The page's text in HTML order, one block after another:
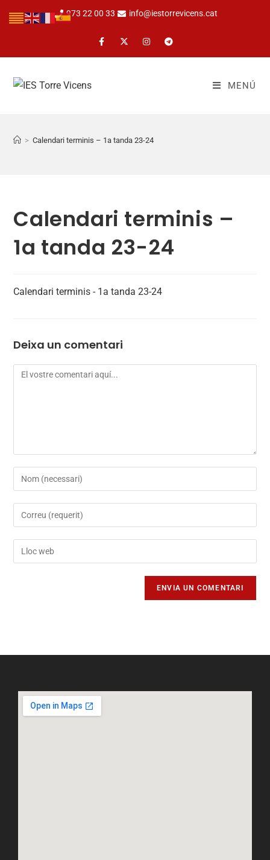
973 22 00 33 info@iestorrevicens.cat
MENÚ
> Calendari terminis – 1a tanda 23-24
Calendari terminis –
1a tanda 23-24
Calendari terminis - 1a tanda 23-24
Deixa un comentari